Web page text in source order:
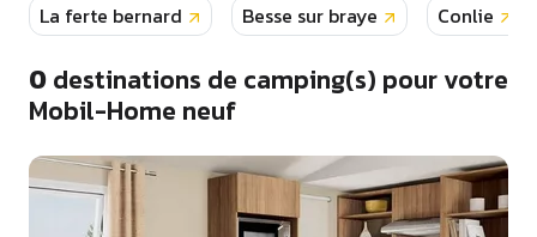
La ferte bernard Besse sur braye Conlie
0destinations de camping(s) pour votre
Mobil-Home neuf